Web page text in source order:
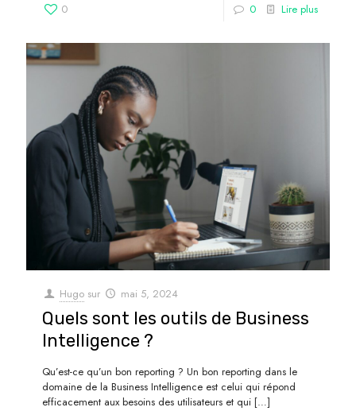
0 0 Lire plus
Hugo sur mai 5, 2024
Quels sont les outils de Business
Intelligence ?
Qu’est-ce qu’un bon reporting ? Un bon reporting dans le
domaine de la Business Intelligence est celui qui répond
efficacement aux besoins des utilisateurs et qui […]